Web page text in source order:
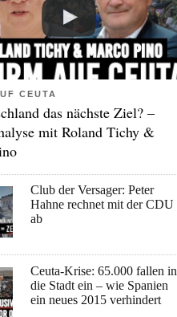
CEUTA
das nächste Ziel? –
mit Roland Tichy &
Club der Versager: Peter
Hahne rechnet mit der CDU
ab
Ceuta-Krise: 65.000 fallen in
die Stadt ein – wie Spanien
ein neues 2015 verhindert